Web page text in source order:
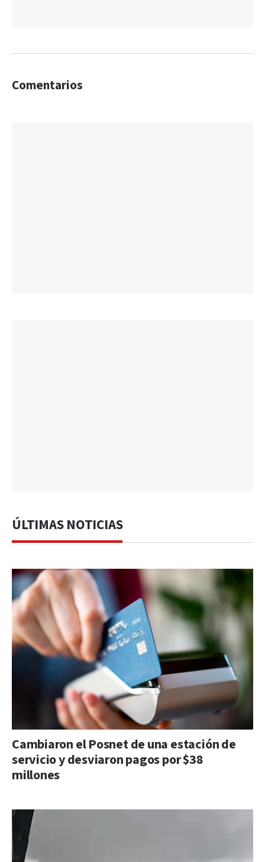
Comentarios
ÚLTIMAS NOTICIAS
Cambiaron el Posnet de una estación de
servicio y desviaron pagos por $38
millones